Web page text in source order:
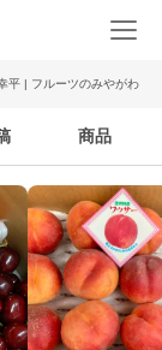
平 | フルーツのみやがわ
商品